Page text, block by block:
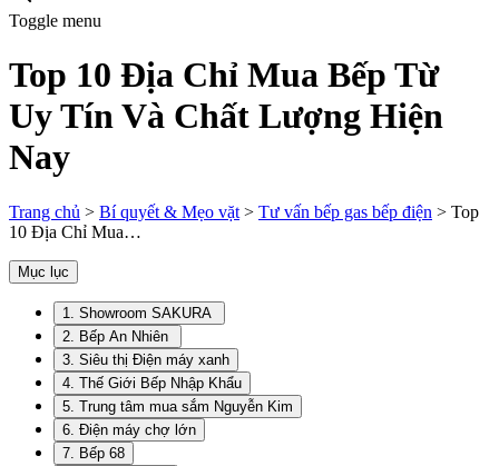
Toggle menu
Top 10 Địa Chỉ Mua Bếp Từ
Uy Tín Và Chất Lượng Hiện
Nay
Trang chủ > Bí quyết & Mẹo vặt > Tư vấn bếp gas bếp điện > Top
10 Địa Chỉ Mua…
Mục lục
1. Showroom SAKURA
2. Bếp An Nhiên
3. Siêu thị Điện máy xanh
4. Thế Giới Bếp Nhập Khẩu
5. Trung tâm mua sắm Nguyễn Kim
6. Điện máy chợ lớn
7. Bếp 68